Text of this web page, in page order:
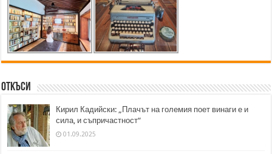
Откъси
Кирил Кадийски: „Плачът на големия поет винаги е и
сила, и съпричастност“
01.09.2025